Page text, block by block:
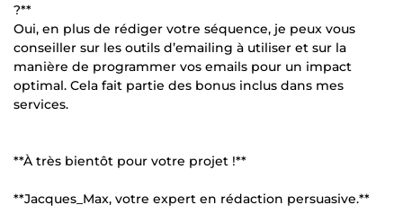
?**
Oui, en plus de rédiger votre séquence, je peux vous
conseiller sur les outils d’emailing à utiliser et sur la
manière de programmer vos emails pour un impact
optimal. Cela fait partie des bonus inclus dans mes
services.
**À très bientôt pour votre projet !**
**Jacques_Max, votre expert en rédaction persuasive.**